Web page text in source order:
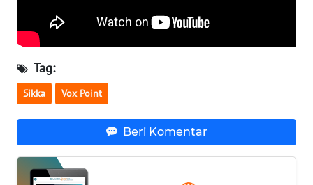
Tag:
Sikka Vox Point
Beri Komentar
WN
SULTENG
WN
SULBAR
WN